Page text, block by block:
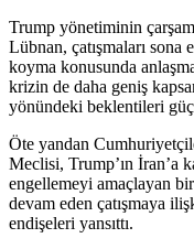
Trump yönetiminin
Lübnan, çatışmaları sona
koyma konusunda
krizin de daha geniş
yönündeki beklentileri
Öte yandan
Meclisi, Trump’ın İran’a
engellemeyi amaçlayan
devam eden çatışmaya
endişeleri yansıttı.